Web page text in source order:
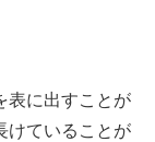
表に出すことが
けていることが